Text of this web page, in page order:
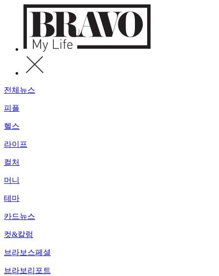
전체뉴스
피플
헬스
라이프
컬처
머니
테마
카드뉴스
컷&칼럼
브라보스페셜
브라보리포트